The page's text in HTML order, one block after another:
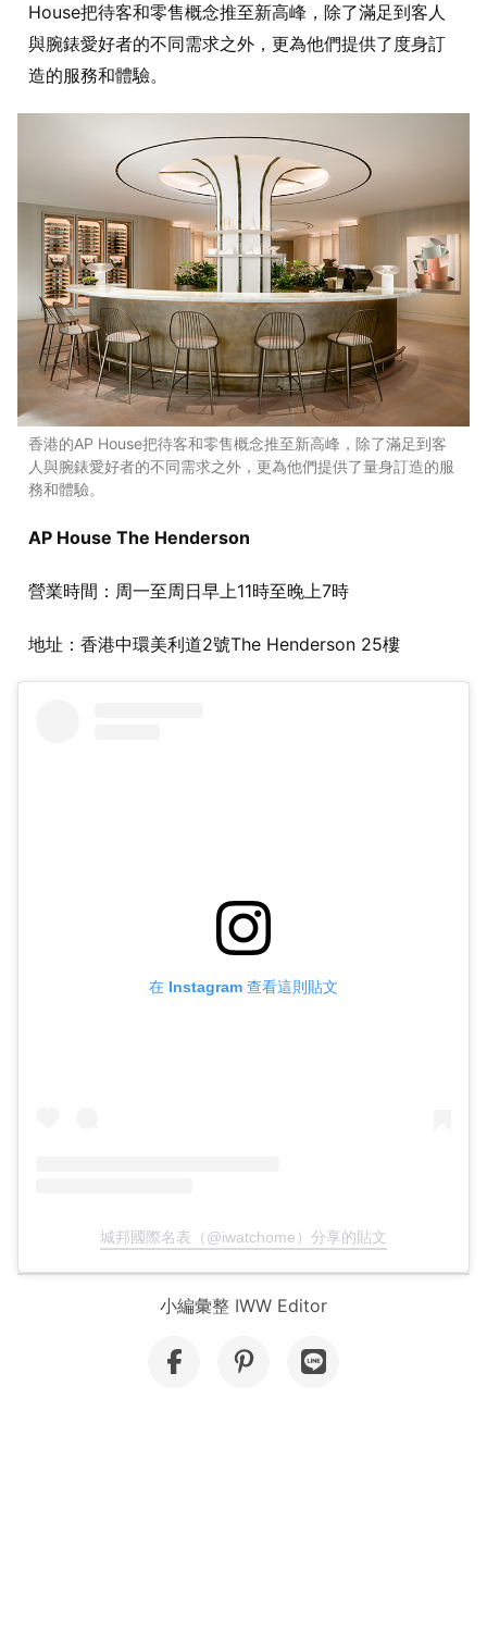
House把待客和零售概念推至新高峰，除了滿足到客人
與腕錶愛好者的不同需求之外，更為他們提供了度身訂
造的服務和體驗。
香港的AP House把待客和零售概念推至新高峰，除了滿足到客
人與腕錶愛好者的不同需求之外，更為他們提供了量身訂造的服
務和體驗。
AP House The Henderson
營業時間：周一至周日早上11時至晚上7時
地址：香港中環美利道2號The Henderson 25樓
在 Instagram 查看這則貼文
城邦國際名表（@iwatchome）分享的貼文
小編彙整 IWW Editor